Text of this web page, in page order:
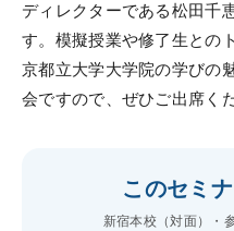
受講料（通学講座）
受講形態
受講サポート
講義スケジュール
ディレクターである松田千
す。模擬授業や修了生との
京都立大学大学院の学びの
会ですので、ぜひご出席く
このセミ
新宿本校（対面）・